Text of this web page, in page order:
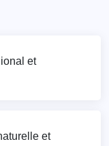
et
et